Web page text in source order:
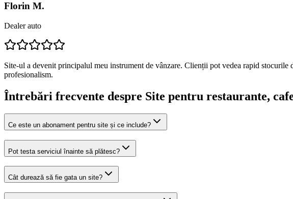
Florin M.
Dealer auto
Site-ul a devenit principalul meu instrument de vânzare. Clienții pot vedea rapid
profesionalism.
Întrebări frecvente despre Site pentru restaurante,
Ce este un abonament pentru site și ce include?
Pot testa serviciul înainte să plătesc?
Cât durează să fie gata un site?